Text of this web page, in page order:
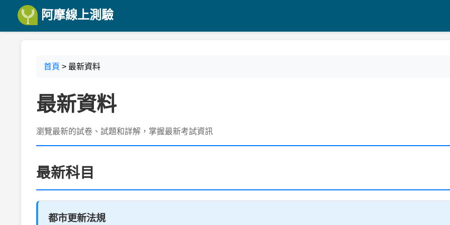
阿摩線上測驗
首頁 > 最新資料
最新資料
瀏覽最新的試卷、試題和詳解，掌握最新考試資訊
最新科目
都市更新法規